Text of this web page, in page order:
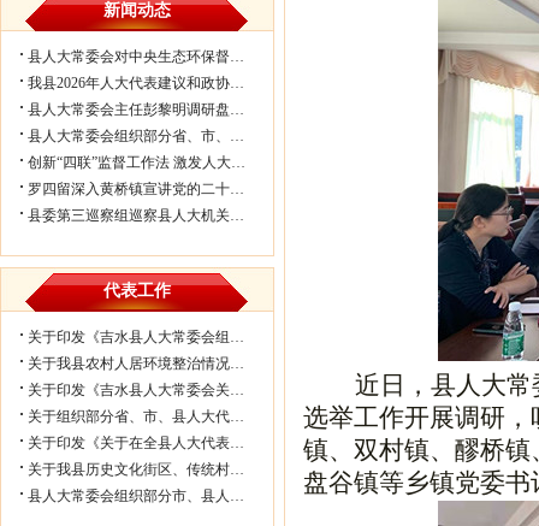
新闻动态
县人大常委会对中央生态环保督察反馈...
我县2026年人大代表建议和政协委员提...
县人大常委会主任彭黎明调研盘谷镇乡...
县人大常委会组织部分省、市、县人大代...
创新“四联”监督工作法 激发人大履职...
罗四留深入黄桥镇宣讲党的二十届四中...
县委第三巡察组巡察县人大机关情况反...
代表工作
关于印发《吉水县人大常委会组织部分...
关于我县农村人居环境整治情况的视察...
关于印发《吉水县人大常委会关于进一...
关于组织部分省、市、县人大代表视察我...
关于印发《关于在全县人大代表中开展...
关于我县历史文化街区、传统村落保护...
县人大常委会组织部分市、县人大代表...
近日，县人大
选举工作开展调研
镇、双村镇、醪桥
盘谷镇等乡镇党委